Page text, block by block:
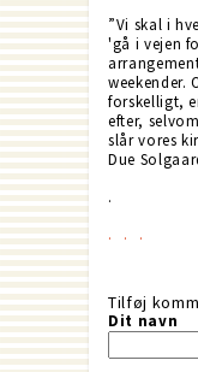
”Vi skal i
'gå i vejen
weekender.
forskelligt,
efter,
slår vores
Due
.
Tilføj
Dit navn